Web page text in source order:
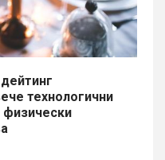
технологични
физически